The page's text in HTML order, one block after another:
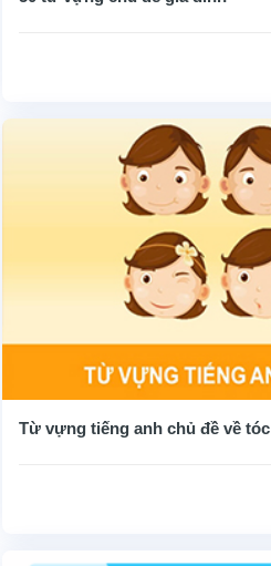
Từ vựng tiếng anh chủ đề về tóc